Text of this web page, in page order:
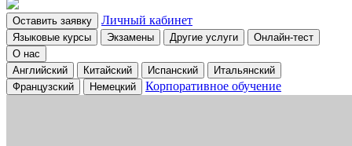
Оставить заявку Личный кабинет
Языковые курсы Экзамены Другие услуги
Онлайн-тест
О нас
Английский
Китайский Испанский
Итальянский
Французский
Немецкий Корпоративное обучение